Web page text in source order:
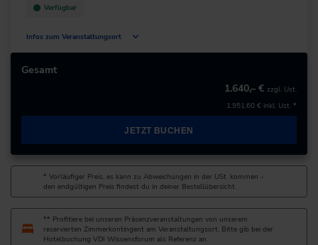
Verfügbar
Infos zum Veranstaltungsort
F7 5-13
68159 Mannheim
+49 621/3369-90
Gesamt
1.640,– € zzgl. Ust.
1.951,60 € inkl. Ust. *
JETZT BUCHEN
* Vorläufiger Preis, es kann zu Abweichungen in der USt. kommen -
den endgültigen Preis findest du in deiner Bestellübersicht.
** Profitiere bei unseren Präsenzveranstaltungen von unserem
reservierten Zimmerkontingent am Veranstaltungsort. Bitte gib bei der
Hotelbuchung VDI Wissensforum als Referenz an.